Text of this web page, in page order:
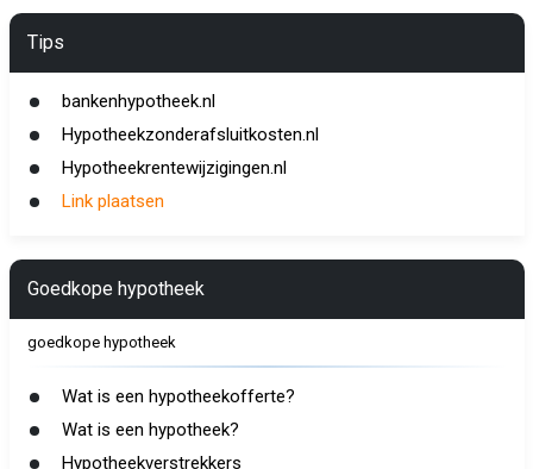
Tips
bankenhypotheek.nl
Hypotheekzonderafsluitkosten.nl
Hypotheekrentewijzigingen.nl
Link plaatsen
Goedkope hypotheek
goedkope hypotheek
Wat is een hypotheekofferte?
Wat is een hypotheek?
Hypotheekverstrekkers